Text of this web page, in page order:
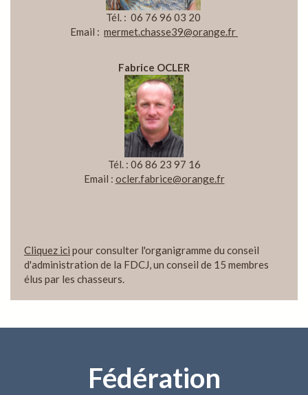
Tél. : 06 76 96 03 20
Email : mermet.chasse39@orange.fr
Fabrice OCLER
Tél. : 06 86 23 97 16
Email : ocler.fabrice@orange.fr
Cliquez ici pour consulter l'organigramme du conseil
d'administration de la FDCJ, un conseil de 15 membres
élus par les chasseurs.
Fédération